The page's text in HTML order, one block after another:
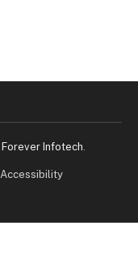
Forever Infotech
Accessibility